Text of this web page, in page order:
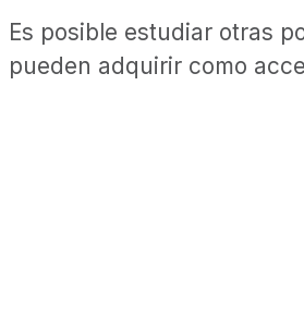
Es posible estudiar otras
pueden adquirir como